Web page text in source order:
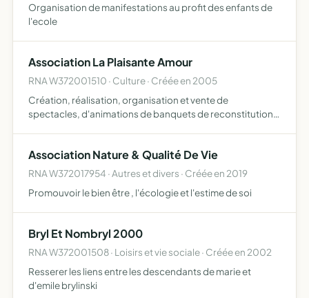
Organisation de manifestations au profit des enfants de
l'ecole
Association La Plaisante Amour
RNA W372001510 · Culture · Créée en 2005
Création, réalisation, organisation et vente de
spectacles, d'animations de banquets de reconstitution
Association Nature & Qualité De Vie
RNA W372017954 · Autres et divers · Créée en 2019
Promouvoir le bien être , l'écologie et l'estime de soi
Bryl Et Nombryl 2000
RNA W372001508 · Loisirs et vie sociale · Créée en 2002
Resserer les liens entre les descendants de marie et
d'emile brylinski